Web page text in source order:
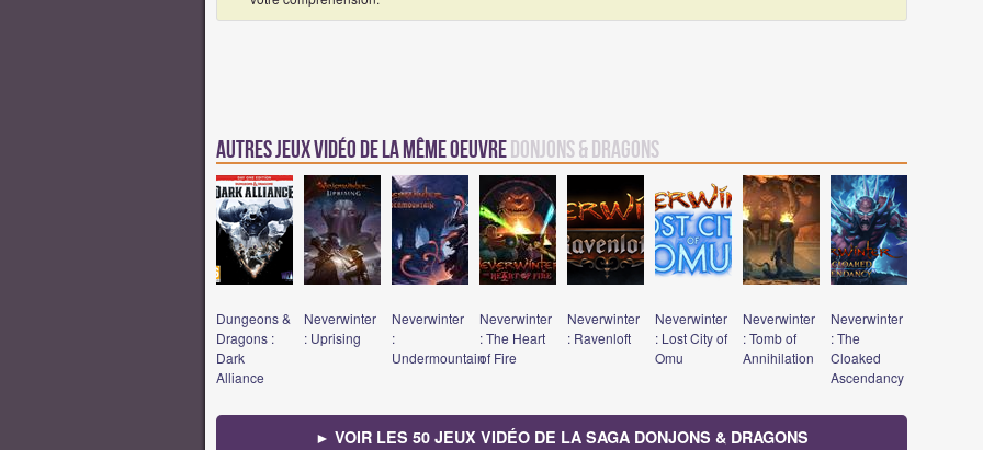
Autres jeux vidéo de la même oeuvreDonjons & Dragons
Dungeons &
Dragons :
Dark
Alliance
Neverwinter
: Uprising
Neverwinter
:
Undermountain
Neverwinter
: The Heart
of Fire
Neverwinter
: Ravenloft
Neverwinter
: Lost City of
Omu
Neverwinter
: Tomb of
Annihilation
Neverwinter
: The
Cloaked
Ascendancy
► VOIR LES 50 JEUX VIDÉO DE LA SAGA DONJONS & DRAGONS